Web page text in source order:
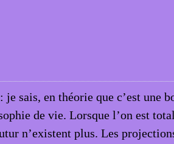
sais, en théorie que c’est une
de vie. Lorsque l’on est
n’existent plus. Les